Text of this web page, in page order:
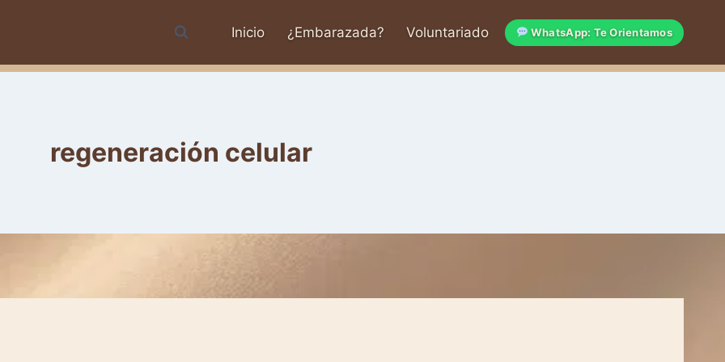
Inicio ¿Embarazada? Voluntariado WhatsApp: Te Orientamos
regeneración celular